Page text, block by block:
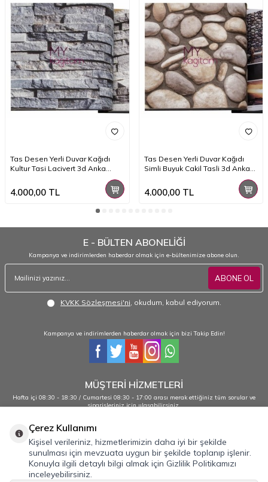
Tas Desen Yerli Duvar Kağıdı
Kultur Tasi Lacivert 3d Anka
4.000,00 TL
Tas Desen Yerli Duvar Kağıdı
Simli Buyuk Cakil Tasli 3d Anka
4.000,00TL
E - BÜLTEN ABONELİĞİ
Kampanya ve indirimlerden haberdar olmak için e-bültenimize abone olun.
ABONE OL
KVKK Sözleşmesi'ni, okudum, kabul ediyorum.
Kampanya ve indirimlerden haberdar olmak için bizi Takip Edin!
MÜŞTERİ HİZMETLERİ
Hafta içi 08:30 - 18:30 / Cumartesi 08:30 - 17:00 arası merak ettiğiniz tüm sorular ve
siparişleriniz için ulaşabilirsiniz.
0232 484 38 44 - 0533 330 88 95
Önemli Bilgiler
Hızlı Erişim
Çerez Kullanımı
Kişisel verileriniz, hizmetlerimizin daha iyi bir şekilde
sunulması için mevzuata uygun bir şekilde toplanıp işlenir.
Konuyla ilgili detaylı bilgi almak için Gizlilik Politikamızı
inceleyebilirsiniz.